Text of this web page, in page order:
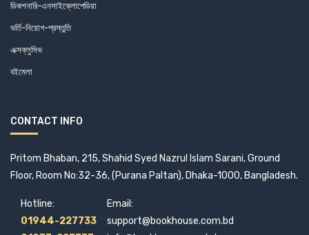
ডিকশনারি-এনসাইক্লোপেডিয়া
ভর্তি-নিয়োগ-প্রস্তুতি
এক্সক্লুসিভ
বইমেলা
CONTACT INFO
Pritom Bhaban, 215, Shahid Syed Nazrul Islam Sarani, Ground
Floor, Room No:32-36, (Purana Paltan), Dhaka-1000, Bangladesh.
Hotline:
01944-227733
Email:
support@bookhouse.com.bd